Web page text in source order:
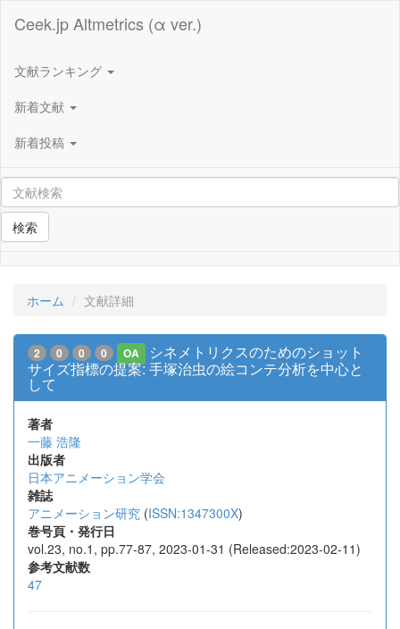
Ceek.jp Altmetrics (α ver.)
文献ランキング
新着文献
新着投稿
検索
ホーム 文献詳細
2 0 0 0 OA
シネメトリクスのためのショット
サイズ指標の提案: 手塚治虫の絵コンテ分析を中心と
して
著者
一藤 浩隆
出版者
日本アニメーション学会
雑誌
アニメーション研究 (ISSN:1347300X)
巻号頁・発行日
vol.23, no.1, pp.77-87, 2023-01-31 (Released:2023-02-11)
参考文献数
47